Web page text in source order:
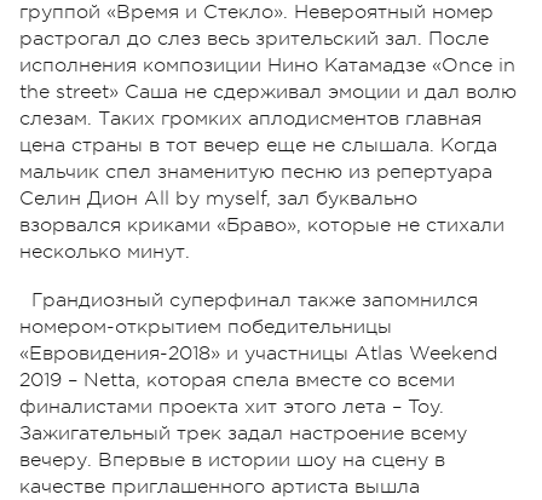
группой «Время и Стекло». Невероятный номер
растрогал до слез весь зрительский зал. После
исполнения композиции Нино Катамадзе «Once in
the street» Саша не сдерживал эмоции и дал волю
слезам. Таких громких аплодисментов главная
цена страны в тот вечер еще не слышала. Когда
мальчик спел знаменитую песню из репертуара
Селин Дион All by myself, зал буквально
взорвался криками «Браво», которые не стихали
несколько минут.
Грандиозный суперфинал также запомнился
номером-открытием победительницы
«Евровидения-2018» и участницы Atlas Weekend
2019 – Netta, которая спела вместе со всеми
финалистами проекта хит этого лета – Toy.
Зажигательный трек задал настроение всему
вечеру. Впервые в истории шоу на сцену в
качестве приглашенного артиста вышла